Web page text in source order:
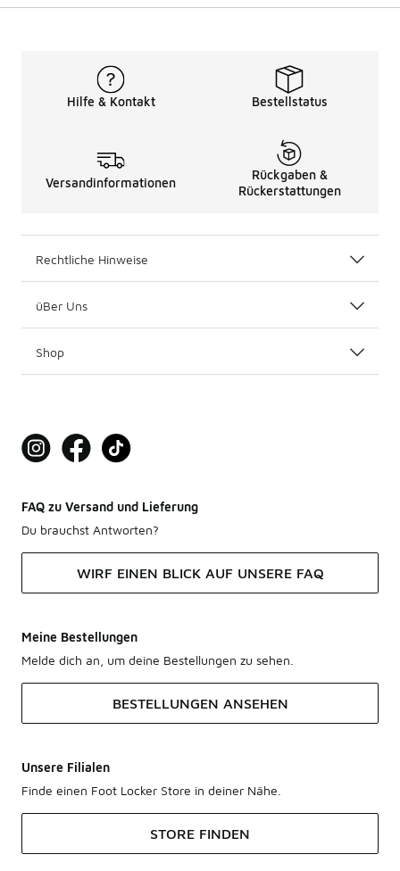
Hilfe & Kontakt Bestellstatus
Versandinformationen
Rückgaben &
Rückerstattungen
Rechtliche Hinweise
üBer Uns
Shop
FAQ zu Versand und Lieferung
Du brauchst Antworten?
WIRF EINEN BLICK AUF UNSERE FAQ
Meine Bestellungen
Melde dich an, um deine Bestellungen zu sehen.
BESTELLUNGEN ANSEHEN
Unsere Filialen
Finde einen Foot Locker Store in deiner Nähe.
STORE FINDEN